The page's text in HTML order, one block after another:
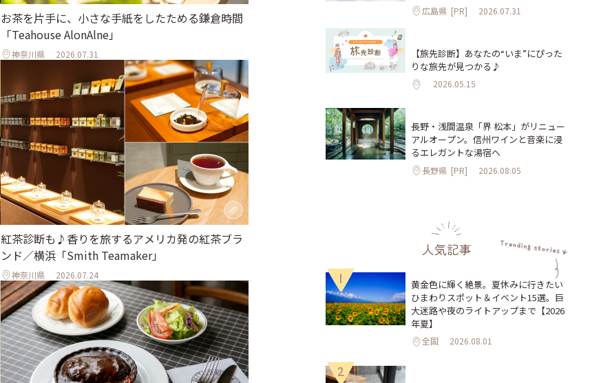
お茶を片手に、小さな手紙をしたためる鎌倉時間
「Teahouse AlonAlne」
神奈川県 2026.07.31
紅茶診断も♪香りを旅するアメリカ発の紅茶ブラ
ンド／横浜「Smith Teamaker」
神奈川県 2026.07.24
広島県 [PR] 2026.07.31
【旅先診断】あなたの“いま”にぴった
りな旅先が見つかる♪
2026.05.15
長野・浅間温泉「界 松本」がリニュー
アルオープン。信州ワインと音楽に浸
るエレガントな湯宿へ
長野県 [PR] 2026.08.05
人気記事
1
黄金色に輝く絶景。夏休みに行きたい
ひまわりスポット＆イベント15選。巨
大迷路や夜のライトアップまで【2026
年夏】
全国 2026.08.01
2